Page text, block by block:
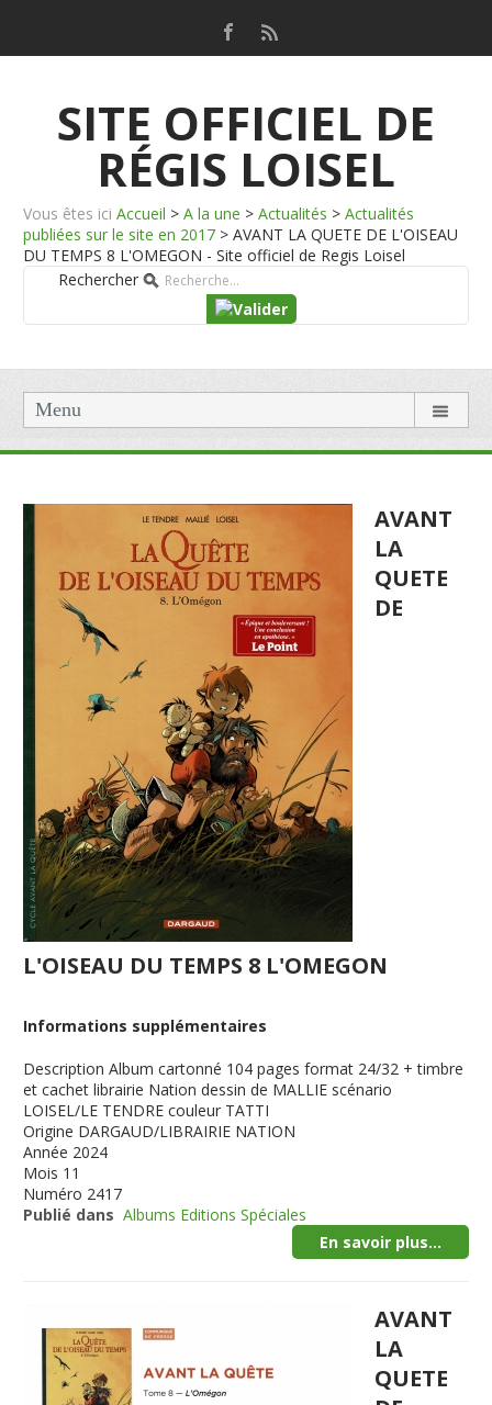
SITE OFFICIEL DE
RÉGIS LOISEL
Vous êtes ici Accueil > A la une > Actualités > Actualités
publiées sur le site en 2017 > AVANT LA QUETE DE L'OISEAU
DU TEMPS 8 L'OMEGON - Site officiel de Regis Loisel
Rechercher
Menu
AVANT
LA
QUETE
DE
L'OISEAU DU TEMPS 8 L'OMEGON
Informations supplémentaires
Description Album cartonné 104 pages format 24/32 + timbre
et cachet librairie Nation dessin de MALLIE scénario
LOISEL/LE TENDRE couleur TATTI
Origine DARGAUD/LIBRAIRIE NATION
Année 2024
Mois 11
Numéro 2417
Publié dans Albums Editions Spéciales
En savoir plus...
AVANT
LA
QUETE